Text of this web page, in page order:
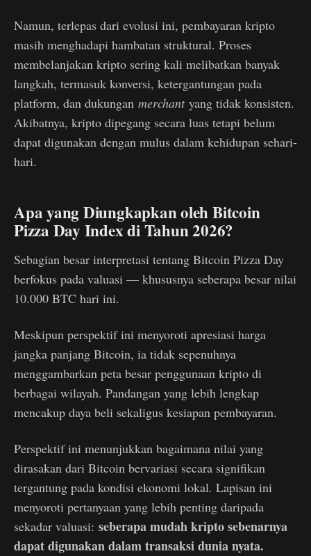
Namun, terlepas dari evolusi ini, pembayaran kripto
masih menghadapi hambatan struktural. Proses
membelanjakan kripto sering kali melibatkan banyak
langkah, termasuk konversi, ketergantungan pada
platform, dan dukungan merchantyang tidak konsisten.
Akibatnya, kripto dipegang secara luas tetapi belum
dapat digunakan dengan mulus dalam kehidupan sehari-
hari.
Apa yang Diungkapkan oleh Bitcoin
Pizza Day Index di Tahun 2026?
Sebagian besar interpretasi tentang Bitcoin Pizza Day
berfokus pada valuasi — khususnya seberapa besar nilai
10.000 BTC hari ini.
Meskipun perspektif ini menyoroti apresiasi harga
jangka panjang Bitcoin, ia tidak sepenuhnya
menggambarkan peta besar penggunaan kripto di
berbagai wilayah. Pandangan yang lebih lengkap
mencakup daya beli sekaligus kesiapan pembayaran.
Perspektif ini menunjukkan bagaimana nilai yang
dirasakan dari Bitcoin bervariasi secara signifikan
tergantung pada kondisi ekonomi lokal. Lapisan ini
menyoroti pertanyaan yang lebih penting daripada
sekadar valuasi: seberapa mudah kripto sebenarnya
dapat digunakan dalam transaksi dunia nyata.